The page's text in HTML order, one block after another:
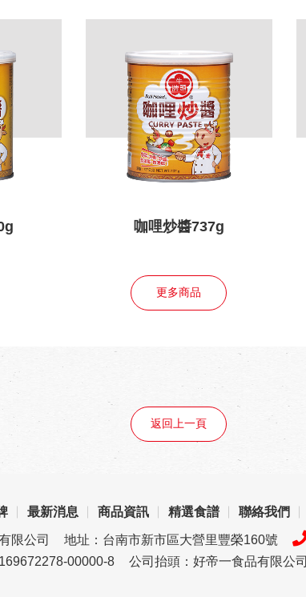
咖哩炒醬737g
更多商品
返回上一頁
最新消息 商品資訊 精選食譜 聯絡我們
限公司 地址：台南市新市區大營里豐榮160號
00000-8 公司抬頭：好帝一食品有限公司